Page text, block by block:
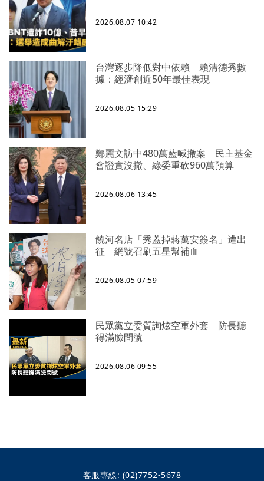
2026.08.07 10:42
台灣逐步降低對中依賴 賴清德秀數
據：經濟創近50年最佳表現
2026.08.05 15:29
鄭麗文訪中480萬藍喊撤案 民主基金
會證實沒撤、綠委重砍960萬預算
2026.08.06 13:45
饒河名店「秀蓋掉蔣萬安簽名」遭出
征 網號召刷五星幫補血
2026.08.05 07:59
民眾黨立委質詢炫空軍外套 防長聽
得滿臉問號
2026.08.06 09:55
客服專線: (02)7752-5678